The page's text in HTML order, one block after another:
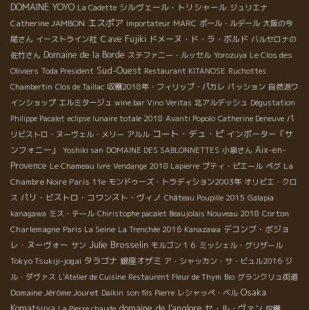
DOMAINE YOYO La Cadette シルヴェール・トリシャール ジュリエナ
Catherine JAMBON エスポア Importateur MARC ポール・ルデール 大阪の今
尾さん イーストライン社 Ｃave Fujiki ドメーヌ・ド・ラ・ボルド バルセロナの
佐竹さん Domaine de la Borde ステファニー・ルッセル Yorozuya Le Clos des
Oliviers Toda President Sud-Ouest Restaurant KITANOSE Ruchottes
Chambertin Clos de Taillac 収穫2018年・フィリップ・パカレ パッション 自然派ワ
インショップ エルミタージュ wine bar Vino Veritas 北アルデッシュ Dégustation
Philippe Pacalet eclipse lunaire totale 2018 Avanti Popolo Catherine Deneuve パ
リビストロ・ヌーヴェル・メリー アルル コート・デュ・ピ インポーター「サ
ンフォニー」
Yoshiki san DOMAINE DES SABLONNETTES 小泉さん Aix-en-
Provence Le Chameau Ivre Vendange 2018 Lapierre プティ・ピエール ペグ La
Chambre Noire Paris 11e モンドゥーズ・トラディション2003年 オリビエ・クロ
ス パリ・ビストロ・コワンスト・ヴィノ Château Poupille 2015 Galapia
kanagawa ミス・テール Chiristophe pacalet Beaujolais Nouveau 2018 Corton
Charlemagne Paris La Seine La Trenchée 2016 Kanazawa デコンブ・ボジョ
レ・ヌーヴォー サン Julie Brosselin モルゴン１６ ミッシェル・グリザール
Tokyo Tsukiji-jogai タラゴナ 銀座オザミ ア・シャッカン・サ・ビュル2016 ジ
ル・ダヴァス L'Atelier de Cuisine Restaurent Fleur de Thym Bio グランクリュ街道
Domaine Jérôme Jouret Daikin son fils Pierre レシャッペ・ベル Osaka